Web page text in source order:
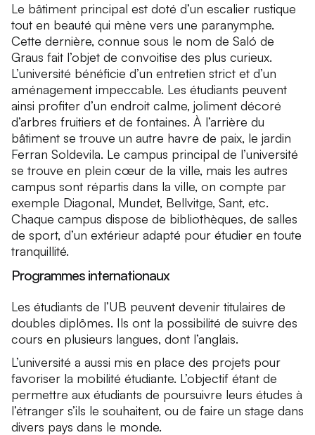
Le bâtiment principal est doté d’un escalier rustique
tout en beauté qui mène vers une paranymphe.
Cette dernière, connue sous le nom de Saló de
Graus fait l’objet de convoitise des plus curieux.
L’université bénéficie d’un entretien strict et d’un
aménagement impeccable. Les étudiants peuvent
ainsi profiter d’un endroit calme, joliment décoré
d’arbres fruitiers et de fontaines. À l’arrière du
bâtiment se trouve un autre havre de paix, le jardin
Ferran Soldevila. Le campus principal de l’université
se trouve en plein cœur de la ville, mais les autres
campus sont répartis dans la ville, on compte par
exemple Diagonal, Mundet, Bellvitge, Sant, etc.
Chaque campus dispose de bibliothèques, de salles
de sport, d’un extérieur adapté pour étudier en toute
tranquillité.
Programmes internationaux
Les étudiants de l’UB peuvent devenir titulaires de
doubles diplômes. Ils ont la possibilité de suivre des
cours en plusieurs langues, dont l’anglais.
L’université a aussi mis en place des projets pour
favoriser la mobilité étudiante. L’objectif étant de
permettre aux étudiants de poursuivre leurs études à
l’étranger s’ils le souhaitent, ou de faire un stage dans
divers pays dans le monde.